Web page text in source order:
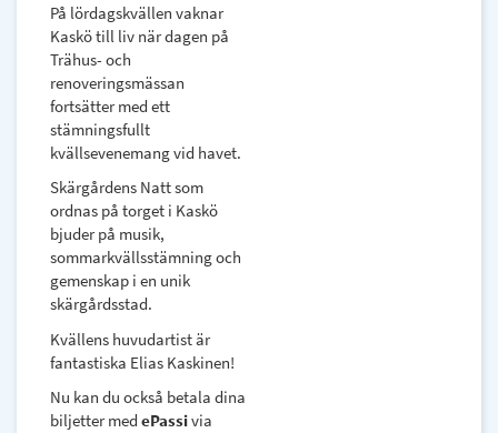
På lördagskvällen vaknar
Kaskö till liv när dagen på
Trähus- och
renoveringsmässan
fortsätter med ett
stämningsfullt
kvällsevenemang vid havet.
Skärgårdens Natt som
ordnas på torget i Kaskö
bjuder på musik,
sommarkvällsstämning och
gemenskap i en unik
skärgårdsstad.
Kvällens huvudartist är
fantastiska Elias Kaskinen!
Nu kan du också betala dina
biljetter med ePassivia